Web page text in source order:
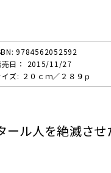
9784562052592
売⽇： 2015/11/27
ズ: ２０ｃｍ／２８９ｐ
ール人を絶滅さ